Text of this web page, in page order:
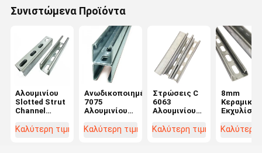
Συνιστώμενα Προϊόντα
Αλουμινίου
Slotted Strut
Channel
Unistrut
Καλύτερη τιμή
Ανωδικοποιημένο
7075
Αλουμινίου
Framing
Καλύτερη τιμή
Στρώσεις C
6063
Αλουμινίου
Channel
Καλύτερη τιμή
8mm
Κεραμική
Εκχυλίστη
Καλύτερη